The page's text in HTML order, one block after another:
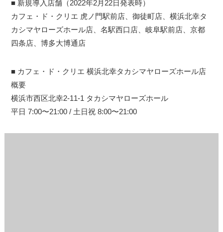
■ 新規導入店舗（2022年2月22日発表時）
カフェ・ド・クリエ 虎ノ門駅前店、御徒町店、横浜北幸タ
カシマヤローズホール店、名駅西口店、岐阜駅前店、京都
四条店、博多大博通店
■ カフェ・ド・クリエ 横浜北幸タカシマヤローズホール店
概要
横浜市西区北幸2-11-1 タカシマヤローズホール
平日 7:00〜21:00 / 土日祝 8:00〜21:00